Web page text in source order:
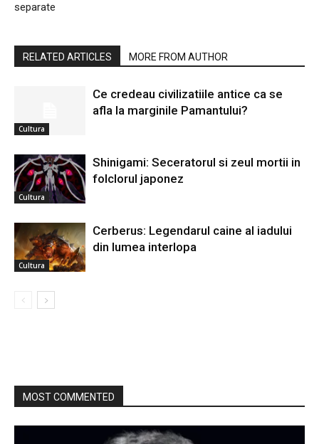
separate
RELATED ARTICLES MORE FROM AUTHOR
Cultura
Ce credeau civilizatiile antice ca se
afla la marginile Pamantului?
Cultura
Shinigami: Seceratorul si zeul mortii in
folclorul japonez
Cultura
Cerberus: Legendarul caine al iadului
din lumea interlopa
MOST COMMENTED